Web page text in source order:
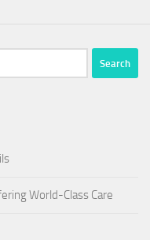
World-Class Care